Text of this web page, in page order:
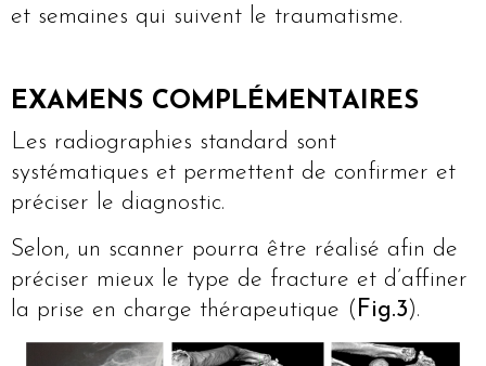
et semaines qui suivent le traumatisme.
EXAMENS COMPLÉMENTAIRES
Les radiographies standard sont
systématiques et permettent de confirmer et
préciser le diagnostic.
Selon, un scanner pourra être réalisé afin de
préciser mieux le type de fracture et d’affiner
la prise en charge thérapeutique ( Fig.3).